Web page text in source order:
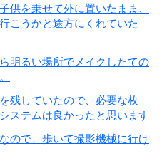
供を乗せて外に置いたまま、
こうかと途方にくれていた
明るい場所でメイクしたての
残していたので、必要な枚
ステムは良かったと思います
ので、歩いて撮影機械に行け